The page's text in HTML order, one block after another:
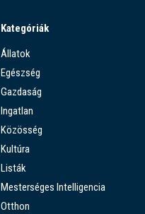
Kategóriák
Állatok
Egészség
Gazdaság
Ingatlan
Közösség
Kultúra
Listák
Mesterséges Intelligencia
Otthon